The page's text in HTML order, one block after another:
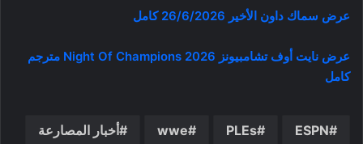
عرض سماك داون الأخير 26/6/2026 كامل
عرض نايت أوف تشامبيونز Night Of Champions 2026 مترجم
كامل
ESPN
PLEs
wwe أخبار المصارعة